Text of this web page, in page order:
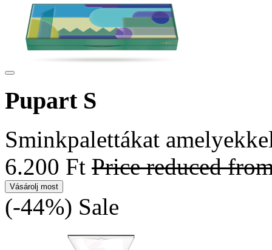
Pupart S
Sminkpalettákat
6.200 Ft Price reduced
Vásárolj most
(-44%) Sale